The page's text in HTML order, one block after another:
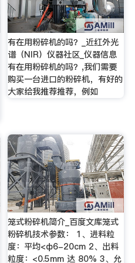
有在用粉碎机的吗？_近红外光
谱（NIR）仪器社区_仪器信息
有在用粉碎机的吗？,我们需要
购买一台进口的粉碎机，有好的
大家给我推荐推荐，例如
笼式粉碎机简介_百度文库笼式
粉碎机技术参数： 1、进料粒
度：平均<ф6-20cm 2、出料
粒度：<0.5mm 达 80% 3、允